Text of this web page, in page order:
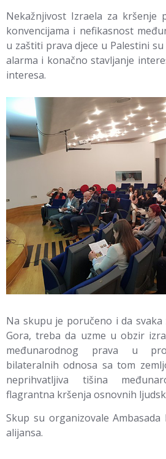
Nekažnjivost Izraela za kršenje
konvencijama i nefikasnost
u zaštiti prava djece u Palestini
alarma i konačno stavljanje
interesa.
Na skupu je poručeno i da
Gora, treba da uzme u obzir
međunarodnog prava u
bilateralnih odnosa sa tom
neprihvatljiva tišina
flagrantna kršenja osnovnih
Skup su organizovale Ambasada
alijansa.